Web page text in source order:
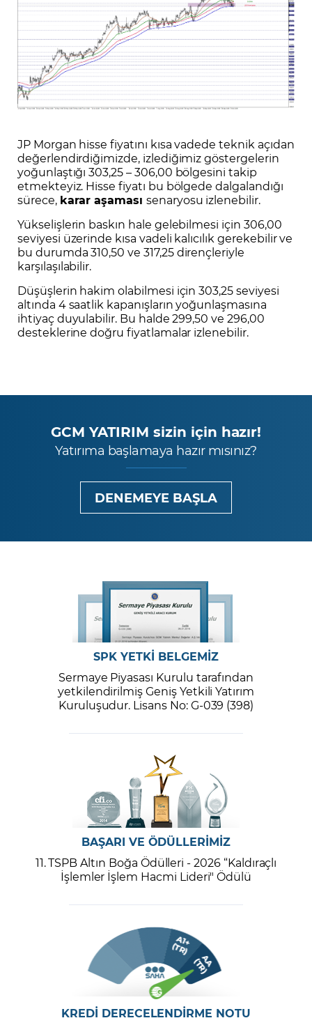
JP Morgan hisse fiyatını kısa vadede teknik açıdan
değerlendirdiğimizde, izlediğimiz göstergelerin
yoğunlaştığı 303,25 – 306,00 bölgesini takip
etmekteyiz. Hisse fiyatı bu bölgede dalgalandığı
sürece, karar aşaması senaryosu izlenebilir.
Yükselişlerin baskın hale gelebilmesi için 306,00
seviyesi üzerinde kısa vadeli kalıcılık gerekebilir ve
bu durumda 310,50 ve 317,25 dirençleriyle
karşılaşılabilir.
Düşüşlerin hakim olabilmesi için 303,25 seviyesi
altında 4 saatlik kapanışların yoğunlaşmasına
ihtiyaç duyulabilir. Bu halde 299,50 ve 296,00
desteklerine doğru fiyatlamalar izlenebilir.
GCM YATIRIM sizin için hazır!
Yatırıma başlamaya hazır mısınız?
DENEMEYE BAŞLA
SPK YETKİ BELGEMİZ
Sermaye Piyasası Kurulu tarafından
yetkilendirilmiş Geniş Yetkili Yatırım
Kuruluşudur. Lisans No: G-039 (398)
BAŞARI VE ÖDÜLLERİMİZ
11. TSPB Altın Boğa Ödülleri - 2026 “Kaldıraçlı
İşlemler İşlem Hacmi Lideri" Ödülü
KREDİ DERECELENDİRME NOTU